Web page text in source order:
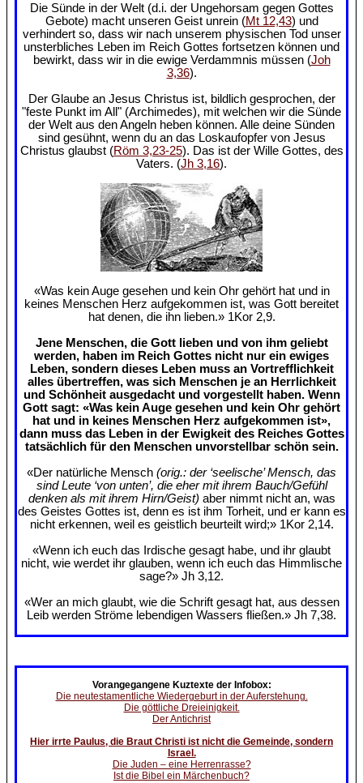
Die Sünde in der Welt (d.i. der Ungehorsam gegen Gottes
Gebote) macht unseren Geist unrein (Mt 12,43) und
verhindert so, dass wir nach unserem physischen Tod unser
unsterbliches Leben im Reich Gottes fortsetzen können und
bewirkt, dass wir in die ewige Verdammnis müssen (Joh
3,36).
Der Glaube an Jesus Christus ist, bildlich gesprochen, der
"feste Punkt im All" (Archimedes), mit welchen wir die Sünde
der Welt aus den Angeln heben können. Alle deine Sünden
sind gesühnt, wenn du an das Loskaufopfer von Jesus
Christus glaubst (Röm 3,23-25). Das ist der Wille Gottes, des
Vaters. (Jh 3,16).
«Was kein Auge gesehen und kein Ohr gehört hat und in
keines Menschen Herz aufgekommen ist, was Gott bereitet
hat denen, die ihn lieben.» 1Kor 2,9.
Jene Menschen, die Gott lieben und von ihm geliebt
werden, haben im Reich Gottes nicht nur ein ewiges
Leben, sondern dieses Leben muss an Vortrefflichkeit
alles übertreffen, was sich Menschen je an Herrlichkeit
und Schönheit ausgedacht und vorgestellt haben. Wenn
Gott sagt: «Was kein Auge gesehen und kein Ohr gehört
hat und in keines Menschen Herz aufgekommen ist»,
dann muss das Leben in der Ewigkeit des Reiches Gottes
tatsächlich für den Menschen unvorstellbar schön sein.
«Der natürliche Mensch (orig.: der ‘seelische’ Mensch, das
sind Leute ‘von unten’, die eher mit ihrem Bauch/Gefühl
denken als mit ihrem Hirn/Geist) aber nimmt nicht an, was
des Geistes Gottes ist, denn es ist ihm Torheit, und er kann es
nicht erkennen, weil es geistlich beurteilt wird;» 1Kor 2,14.
«Wenn ich euch das Irdische gesagt habe, und ihr glaubt
nicht, wie werdet ihr glauben, wenn ich euch das Himmlische
sage?» Jh 3,12.
«Wer an mich glaubt, wie die Schrift gesagt hat, aus dessen
Leib werden Ströme lebendigen Wassers fließen.» Jh 7,38.
Vorangegangene Kuztexte der Infobox:
Die neutestamentliche Wiedergeburt in der Auferstehung.
Die göttliche Dreieinigkeit.
Der Antichrist
Hier irrte Paulus, die Braut Christi ist nicht die Gemeinde, sondern
Israel.
Die Juden – eine Herrenrasse?
Ist die Bibel ein Märchenbuch?